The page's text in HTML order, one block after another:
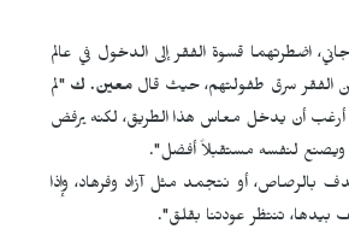
من منطقة ثلاث باباجاني، اضطرتهما قسوة الفقر إلى الدخول في عالم
الفقر سرق طفولتهم، حيث قال معين. ك "لم
أرغب أن يدخل معاس هذا الطريق، لكنه يرفض
ويصنع لنفسه مستقبلاً أفضل".
بالرصاص، أو نتجمد مثل آزاد وفرهاد، وإذا
بيدها، تنتظر عودتنا بقلق".